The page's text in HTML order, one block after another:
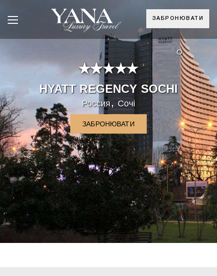
ЗАБРОНЮВАТИ
°
HYATT REGENCY SOCHI
Россия, Сочі
ЗАБРОНЮВАТИ